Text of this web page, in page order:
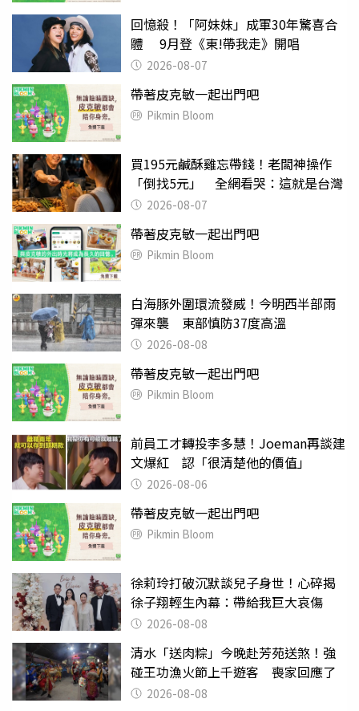
回憶殺！「阿妹妹」成軍30年驚喜合
體 9月登《東!帶我走》開唱
2026-08-07
帶著皮克敏一起出門吧
Pikmin Bloom
買195元鹹酥雞忘帶錢！老闆神操作
「倒找5元」 全網看哭：這就是台灣
2026-08-07
帶著皮克敏一起出門吧
Pikmin Bloom
白海豚外圍環流發威！今明西半部雨
彈來襲 東部慎防37度高溫
2026-08-08
帶著皮克敏一起出門吧
Pikmin Bloom
前員工才轉投李多慧！Joeman再談建
文爆紅 認「很清楚他的價值」
2026-08-06
帶著皮克敏一起出門吧
Pikmin Bloom
徐莉玲打破沉默談兒子身世！心碎揭
徐子翔輕生內幕：帶給我巨大哀傷
2026-08-08
清水「送肉粽」今晚赴芳苑送煞！強
碰王功漁火節上千遊客 喪家回應了
2026-08-08